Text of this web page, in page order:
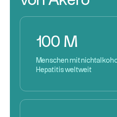
100 M
Menschen mit
Hepatitis weltweit